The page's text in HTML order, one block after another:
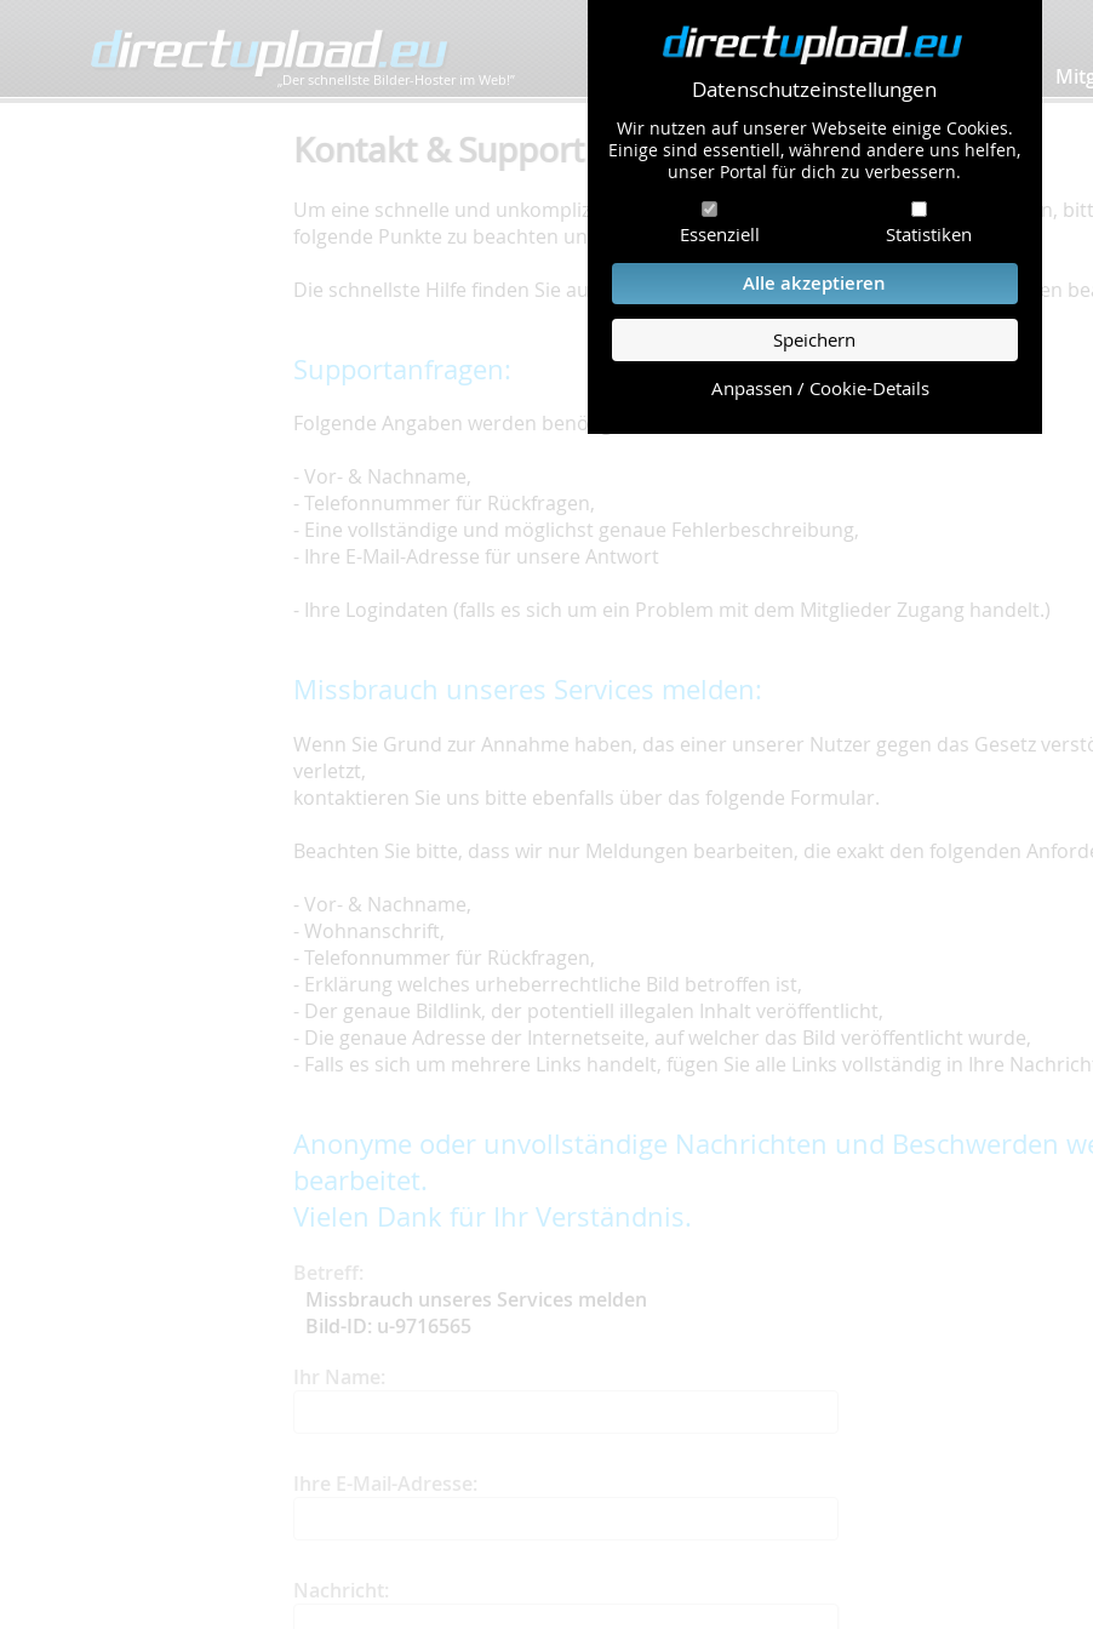
Datenschutzeinstellungen
Wir nutzen auf unserer Webseite einige Cookies.
Einige sind essentiell, während andere uns helfen,
unser Portal für dich zu verbessern.
Essenziell Statistiken
Alle akzeptieren
Speichern
Anpassen / Cookie-Details
„Der schnellste Bilder-Hoster im Web!”
Kontakt & Support
Um eine schnelle und unkomplizierte Bearbeitung Ihres Problems zu gewährleisten,
folgende Punkte zu beachten und einzuhalten.
Die schnellste Hilfe finden Sie auf unserer
Hilfe Seite, die die häufig gestellten Fragen
Supportanfragen:
Folgende Angaben werden benötigt:
- Vor- & Nachname,
- Telefonnummer für Rückfragen,
- Eine vollständige und möglichst genaue Fehlerbeschreibung,
- Ihre E-Mail-Adresse für unsere Antwort
- Ihre Logindaten (falls es sich um ein Problem mit dem Mitglieder Zugang handelt.)
Missbrauch unseres Services melden:
Wenn Sie Grund zur Annahme haben, das einer unserer Nutzer gegen das Gesetz
verletzt,
kontaktieren Sie uns bitte ebenfalls über das folgende Formular.
Beachten Sie bitte, dass wir nur Meldungen bearbeiten, die exakt den folgenden
- Vor- & Nachname,
- Wohnanschrift,
- Telefonnummer für Rückfragen,
- Erklärung welches urheberrechtliche Bild betroffen ist,
- Der genaue Bildlink, der potentiell illegalen Inhalt veröffentlicht,
- Die genaue Adresse der Internetseite, auf welcher das Bild veröffentlicht wurde,
- Falls es sich um mehrere Links handelt, fügen Sie alle Links vollständig in Ihre
Anonyme oder unvollständige Nachrichten und Beschwerden
bearbeitet.
Vielen Dank für Ihr Verständnis.
Betreff:
Missbrauch unseres Services melden
Bild-ID: u-9716565
Ihr Name:
Ihre E-Mail-Adresse:
Nachricht: